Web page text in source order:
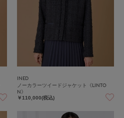
INED
ノーカラーツイードジャケット《LINTO
N》
￥110,000(税込)